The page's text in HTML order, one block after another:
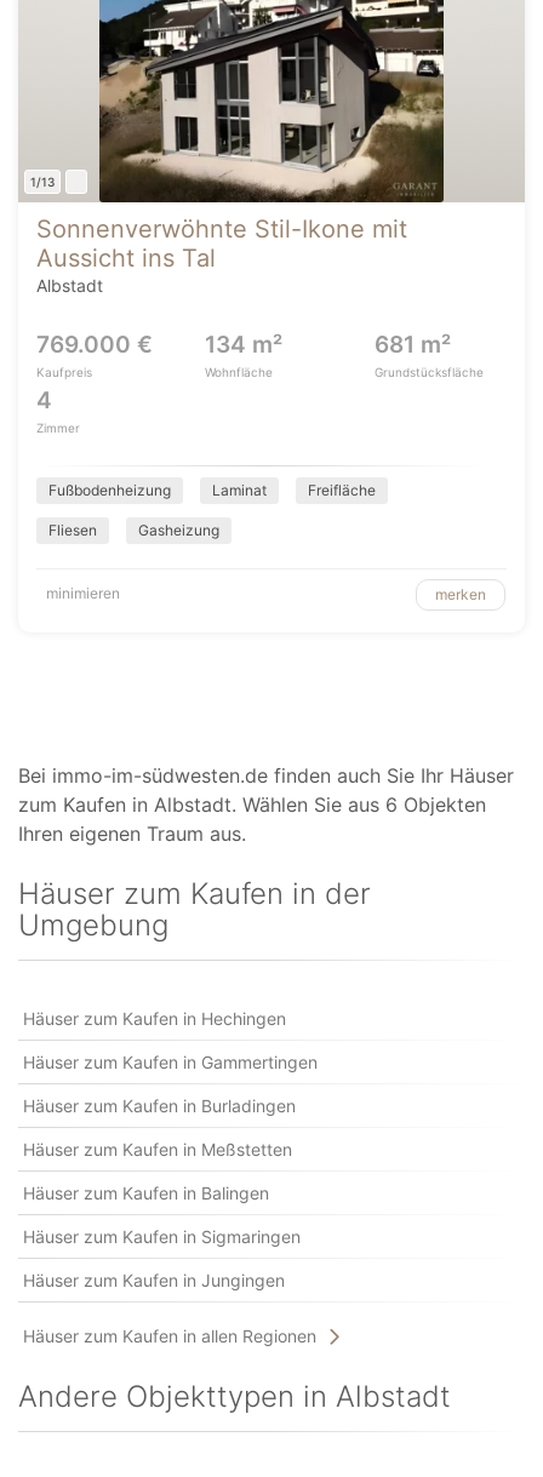
1/13
Sonnenverwöhnte Stil-Ikone mit
Aussicht ins Tal
Albstadt
769.000 €
Kaufpreis
134 m²
Wohnfläche
681 m²
Grundstücksfläche
4
Zimmer
Fußbodenheizung Laminat Freifläche
Fliesen Gasheizung
minimieren merken
Bei immo-im-südwesten.de finden auch Sie Ihr Häuser
zum Kaufen in Albstadt. Wählen Sie aus 6 Objekten
Ihren eigenen Traum aus.
Häuser zum Kaufen in der
Umgebung
Häuser zum Kaufen in Hechingen
Häuser zum Kaufen in Gammertingen
Häuser zum Kaufen in Burladingen
Häuser zum Kaufen in Meßstetten
Häuser zum Kaufen in Balingen
Häuser zum Kaufen in Sigmaringen
Häuser zum Kaufen in Jungingen
Häuser zum Kaufen in allen Regionen
Andere Objekttypen in Albstadt